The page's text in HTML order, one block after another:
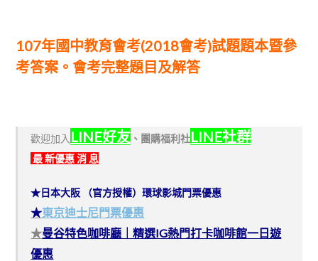
107年國中教育會考(2018會考)試題題本暨參
考答案。會考完整題目及解答
歡迎加入 LINE好友 、 團購福利社LINE社群
最 新優惠 消 息
★日本大阪 （官方授權）環球影城門票優惠
★東京迪士尼門票優惠
★曼谷特色咖啡廳｜精選IG熱門打卡咖啡館一日遊
優惠